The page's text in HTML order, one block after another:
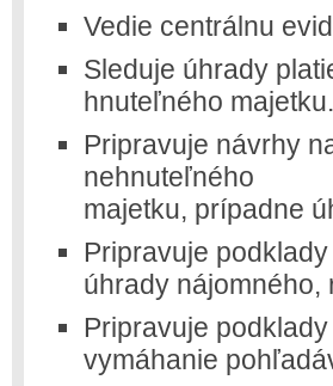
Vedie centrálnu
Sleduje úhrady
hnuteľného majetku.
Pripravuje návrhy
nehnuteľného
majetku, prípadne
Pripravuje
úhrady nájomného,
Pripravuje
vymáhanie